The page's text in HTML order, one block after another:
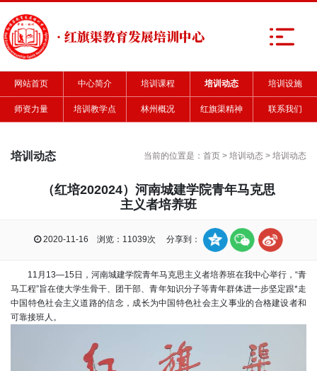
· 红旗渠教育发展培训中心
网站首页 中心简介 培训课程 培训动态 培训设施
师资力量 培训教学点 林州概况 红旗渠精神 联系我们
培训动态 当前的位置是： 首页 > 培训动态 > 培训动态
（红培202024）河南城建学院青年马克思
主义者培养班
2020-11-16 浏览：11039次 分享到：
11月13—15日，河南城建学院青年马克思主义者培养班在我中心举行，“青
马工程”旨在使大学生骨干、团干部、青年知识分子等青年群体进一步坚定跟*走
中国特色社会主义道路的信念，成长为中国特色社会主义事业的合格建设者和
可靠接班人。